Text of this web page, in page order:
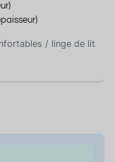
/ linge de lit